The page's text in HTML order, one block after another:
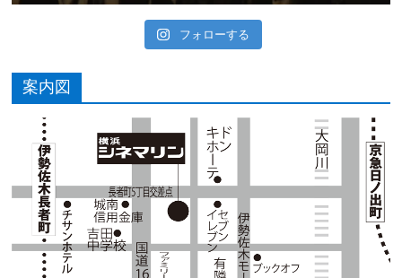
フォローする
案内図